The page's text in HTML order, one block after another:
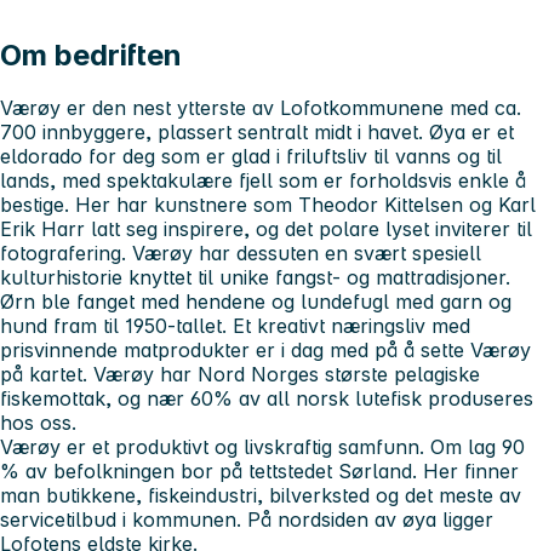
Om bedriften
Værøy er den nest ytterste av Lofotkommunene med ca.
700 innbyggere, plassert sentralt midt i havet. Øya er et
eldorado for deg som er glad i friluftsliv til vanns og til
lands, med spektakulære fjell som er forholdsvis enkle å
bestige. Her har kunstnere som Theodor Kittelsen og Karl
Erik Harr latt seg inspirere, og det polare lyset inviterer til
fotografering. Værøy har dessuten en svært spesiell
kulturhistorie knyttet til unike fangst- og mattradisjoner.
Ørn ble fanget med hendene og lundefugl med garn og
hund fram til 1950-tallet. Et kreativt næringsliv med
prisvinnende matprodukter er i dag med på å sette Værøy
på kartet. Værøy har Nord Norges største pelagiske
fiskemottak, og nær 60% av all norsk lutefisk produseres
hos oss.
Værøy er et produktivt og livskraftig samfunn. Om lag 90
% av befolkningen bor på tettstedet Sørland. Her finner
man butikkene, fiskeindustri, bilverksted og det meste av
servicetilbud i kommunen. På nordsiden av øya ligger
Lofotens eldste kirke.